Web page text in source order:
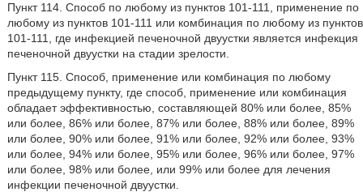
Пункт 114. Способ по любому из пунктов 101-111, применение по
любому из пунктов 101-111 или комбинация по любому из пунктов
101-111, где инфекцией печеночной двуустки является инфекция
печеночной двуустки на стадии зрелости.
Пункт 115. Способ, применение или комбинация по любому
предыдущему пункту, где способ, применение или комбинация
обладает эффективностью, составляющей 80% или более, 85%
или более, 86% или более, 87% или более, 88% или более, 89%
или более, 90% или более, 91% или более, 92% или более, 93%
или более, 94% или более, 95% или более, 96% или более, 97%
или более, 98% или более, или 99% или более для лечения
инфекции печеночной двуустки.